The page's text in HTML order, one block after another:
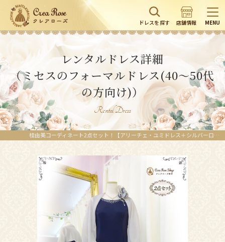
ドレスを探す 店舗情報 MENU
レンタルドレス詳細
（ミセスのフォーマルドレス(40～50代
の方向け)）
Rental Dress
桂由美コーディネート2点セット！【アリーチェ・ユミドレス＋シルバーロングボレロ】母親様・ご親族様ドレス | レンタルドレスのクレアローズ東京